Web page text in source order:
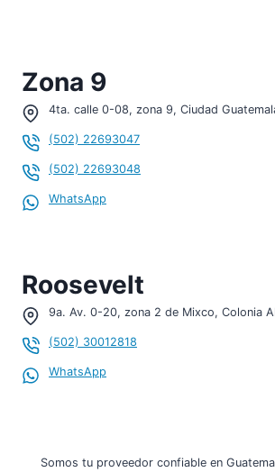
Zona 9
4ta. calle 0-08, zona 9, Ciudad
(502) 22693047
(502) 22693048
WhatsApp
Roosevelt
9a. Av. 0-20, zona 2 de Mixco, Colonia
(502) 30012818
WhatsApp
Somos tu proveedor confiable en